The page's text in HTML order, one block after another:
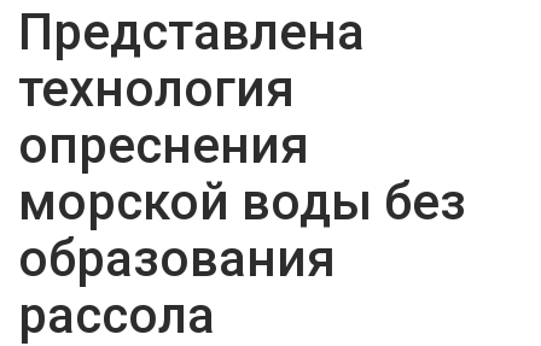
Представлена
технология
опреснения
морской воды без
образования
рассола